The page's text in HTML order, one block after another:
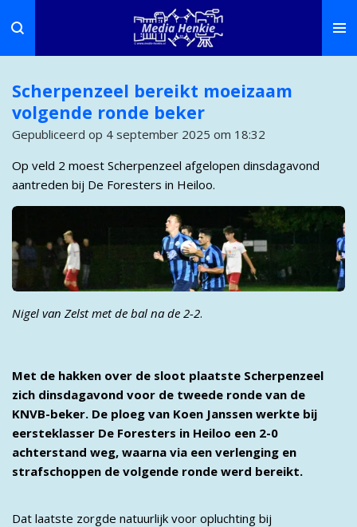
direct
naar
hoofdinhoud
Scherpenzeel bereikt moeizaam
volgende ronde beker
Gepubliceerd op 4 september 2025 om 18:32
Op veld 2 moest Scherpenzeel afgelopen dinsdagavond
aantreden bij De Foresters in Heiloo.
Nigel van Zelst met de bal na de 2-2.
Met de hakken over de sloot plaatste Scherpenzeel
zich dinsdagavond voor de tweede ronde van de
KNVB-beker. De ploeg van Koen Janssen werkte bij
eersteklasser De Foresters in Heiloo een 2-0
achterstand weg, waarna via een verlenging en
strafschoppen de volgende ronde werd bereikt.
Dat laatste zorgde natuurlijk voor opluchting bij